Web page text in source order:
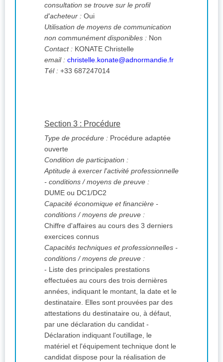
consultation se trouve sur le profil
d'acheteur : Oui
Utilisation de moyens de communication
non communément disponibles : Non
Contact : KONATE Christelle
email : christelle.konate@adnormandie.fr
Tél : +33 687247014
Section 3 : Procédure
Type de procédure : Procédure adaptée
ouverte
Condition de participation :
Aptitude à exercer l'activité professionnelle
- conditions / moyens de preuve :
DUME ou DC1/DC2
Capacité économique et financière -
conditions / moyens de preuve :
Chiffre d'affaires au cours des 3 derniers
exercices connus
Capacités techniques et professionnelles -
conditions / moyens de preuve :
- Liste des principales prestations
effectuées au cours des trois dernières
années, indiquant le montant, la date et le
destinataire. Elles sont prouvées par des
attestations du destinataire ou, à défaut,
par une déclaration du candidat -
Déclaration indiquant l'outillage, le
matériel et l'équipement technique dont le
candidat dispose pour la réalisation de